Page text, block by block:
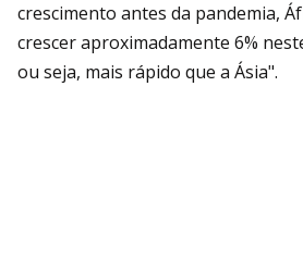
crescimento antes da pandemia,
crescer aproximadamente 6%
ou seja, mais rápido que a Ásia".